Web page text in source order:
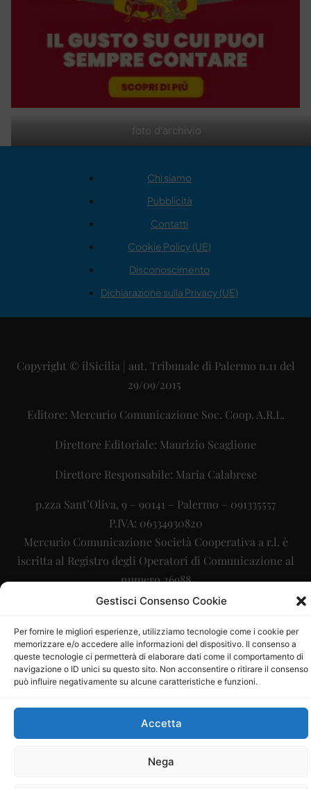
Gestisci Consenso Cookie
Per fornire le migliori esperienze, utilizziamo tecnologie come i cookie per
memorizzare e/o accedere alle informazioni del dispositivo. Il consenso a
queste tecnologie ci permetterà di elaborare dati come il comportamento di
navigazione o ID unici su questo sito. Non acconsentire o ritirare il consenso
può influire negativamente su alcune caratteristiche e funzioni.
Accetta
Nega
foto d'archivio
Chi siamo
Pubblicità
Contatti
Cookie Policy (UE)
Disconoscimento
Dichiarazione sulla Privacy (UE)
Copyright © ilSicilia | aut. Tribunale di Palermo n.11 del
29/09/2015
Editore: Mercurio Comunicazione Soc. Coop. A.R.L.
Direttore Editoriale: Maurizio Scaglione
Direttore Responsabile: Maria Calabrese
p.zza Sant’Oliva, 9 – 90141 – Palermo – 091335557
P.IVA: 06334930820
Mercurio Comunicazione Società Cooperativa a r.l. è
iscritta al Registro degli Operatori di Comunicazione al
numero 26988
Sito gestito daLa Digitale srl– info@ladigitale.it